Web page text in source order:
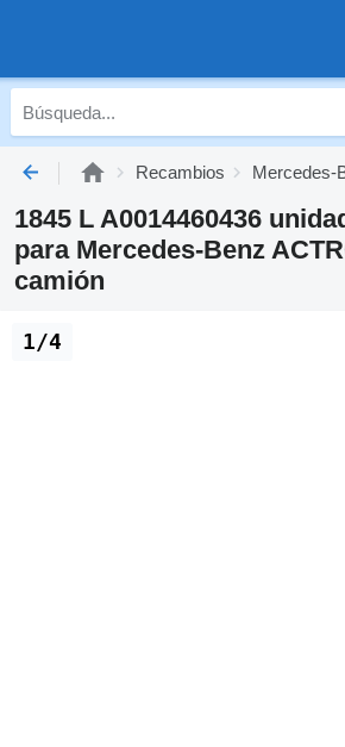
Recambios Mercedes-
1845 L A0014460436
para Mercedes-Benz
camión
1/4